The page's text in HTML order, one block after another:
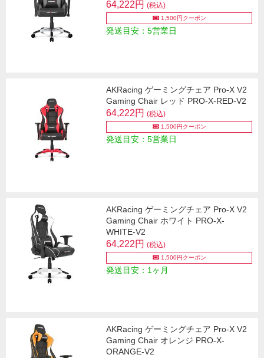
64,222円 (税込)
1,500円クーポン
発送目安：5営業日
AKRacing ゲーミングチェア Pro-X V2
Gaming Chair レッド PRO-X-RED-V2
64,222円 (税込)
1,500円クーポン
発送目安：5営業日
AKRacing ゲーミングチェア Pro-X V2
Gaming Chair ホワイト PRO-X-
WHITE-V2
64,222円 (税込)
1,500円クーポン
発送目安：1ヶ月
AKRacing ゲーミングチェア Pro-X V2
Gaming Chair オレンジ PRO-X-
ORANGE-V2